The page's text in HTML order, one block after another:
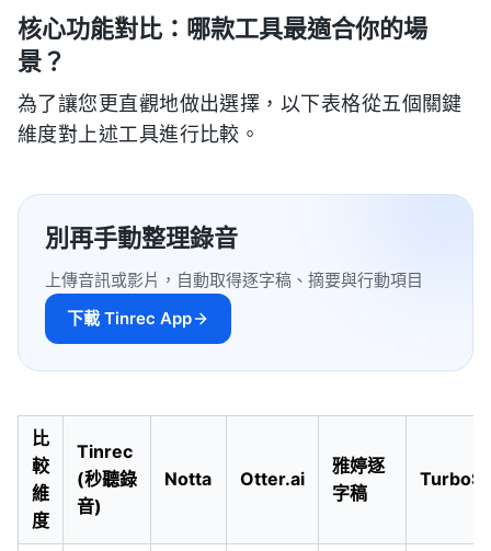
核心功能對比：哪款工具最適合你的場
景？
為了讓您更直觀地做出選擇，以下表格從五個關鍵
維度對上述工具進行比較。
別再手動整理錄音
上傳音訊或影片，自動取得逐字稿、摘要與行動項目
下載 Tinrec App
比
較
維
度
Tinrec
(秒聽錄
音)
Notta Otter.ai
雅婷逐
字稿